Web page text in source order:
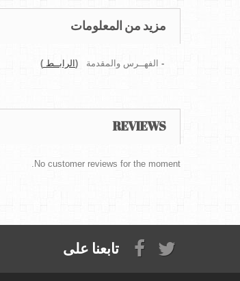
مزيد من المعلومات
- الفهــرس والمقدمة ( الرابــط )
REVIEWS
No customer reviews for the moment.
تابعنا على